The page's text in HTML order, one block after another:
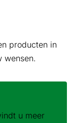
producten in
wensen.
u meer